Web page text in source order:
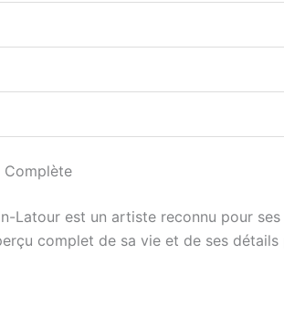
Complète
Latour est un artiste reconnu pour
complet de sa vie et de ses détails